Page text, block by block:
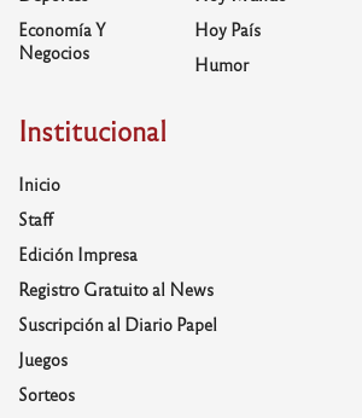
Economía Y
Negocios
Hoy País
Humor
Institucional
Inicio
Staff
Edición Impresa
Registro Gratuito al News
Suscripción al Diario Papel
Juegos
Sorteos